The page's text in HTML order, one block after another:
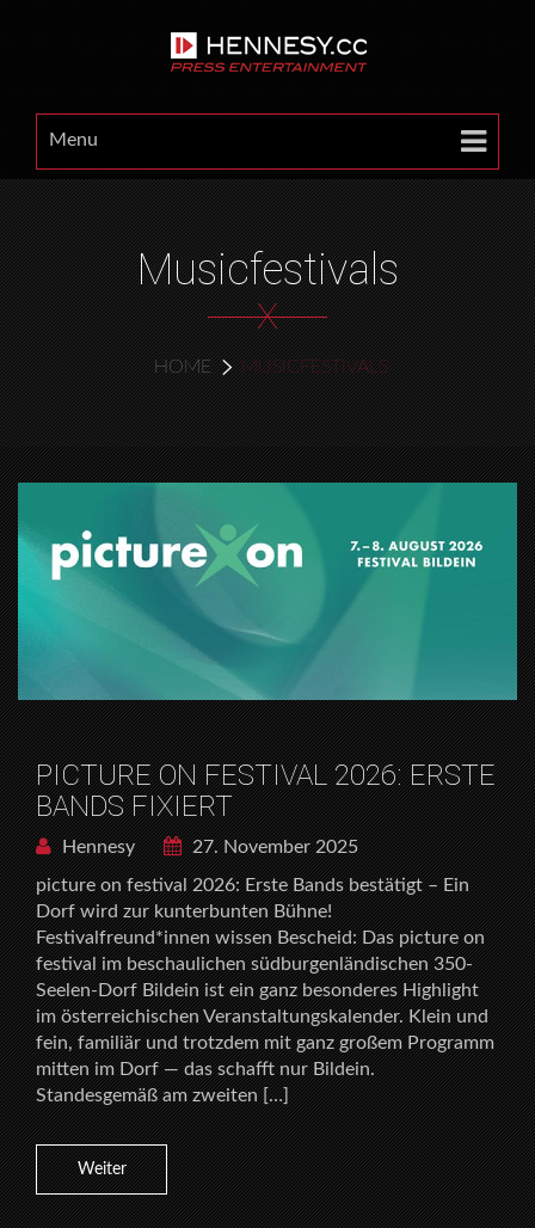
Menu
Musicfestivals
X
HOME MUSICFESTIVALS
PICTURE ON FESTIVAL 2026: ERSTE
BANDS FIXIERT
Hennesy
27. November 2025
picture on festival 2026: Erste Bands bestätigt – Ein
Dorf wird zur kunterbunten Bühne!
Festivalfreund*innen wissen Bescheid: Das picture on
festival im beschaulichen südburgenländischen 350-
Seelen-Dorf Bildein ist ein ganz besonderes Highlight
im österreichischen Veranstaltungskalender. Klein und
fein, familiär und trotzdem mit ganz großem Programm
mitten im Dorf — das schafft nur Bildein.
Standesgemäß am zweiten […]
Weiter